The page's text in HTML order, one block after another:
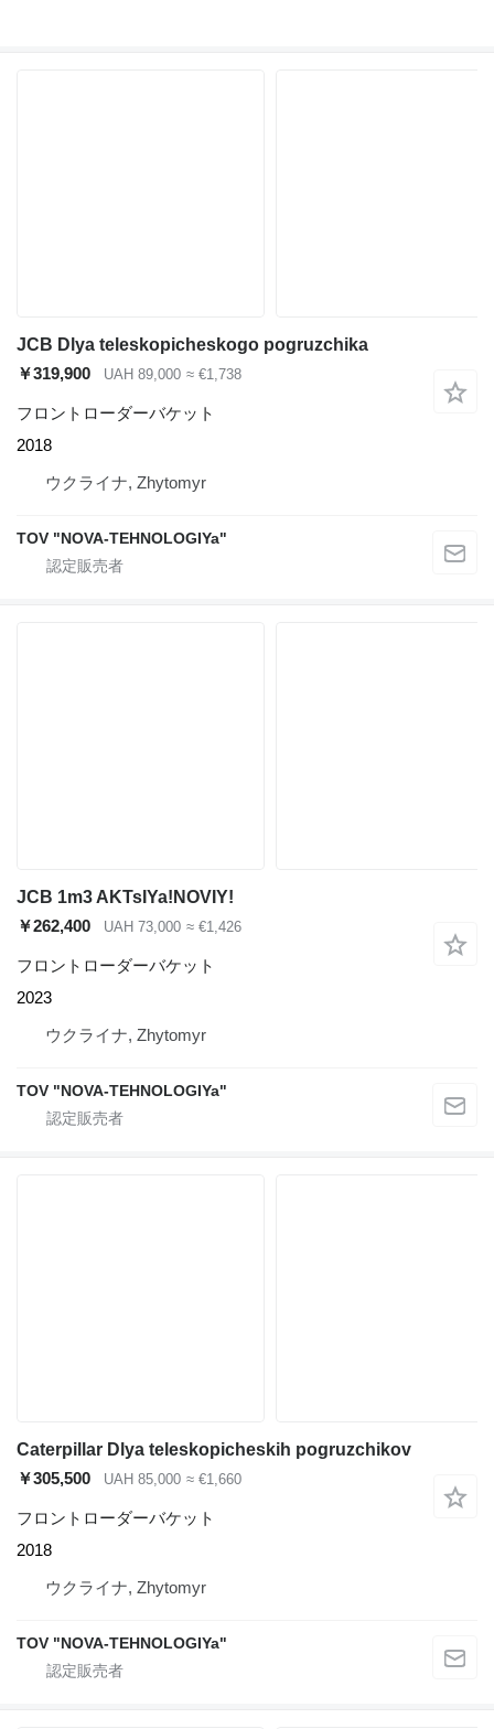
JCB Dlya teleskopicheskogo pogruzchika
￥319,900
UAH 89,000 ≈ €1,738
フロントローダーバケット
2018
ウクライナ, Zhytomyr
TOV "NOVA-TEHNOLOGIYa"
JCB 1m3 AKTsIYa!NOVIY!
￥262,400
UAH 73,000 ≈ €1,426
フロントローダーバケット
2023
ウクライナ, Zhytomyr
TOV "NOVA-TEHNOLOGIYa"
Caterpillar Dlya teleskopicheskih pogruzchikov
￥305,500
UAH 85,000 ≈ €1,660
フロントローダーバケット
2018
ウクライナ, Zhytomyr
TOV "NOVA-TEHNOLOGIYa"